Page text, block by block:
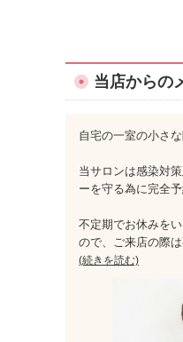
当店からの
自宅の一室の小さ
当サロンは感染対
ーを守る為に完全
不定期でお休みを
ので、ご来店の際
(続きを読む)